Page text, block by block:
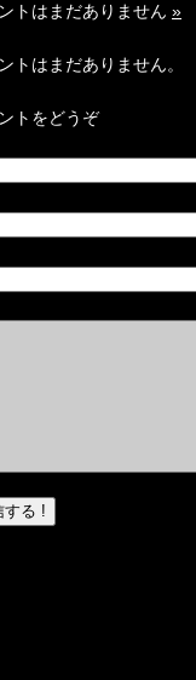
トはまだありません »
トはまだありません。
トをどうぞ